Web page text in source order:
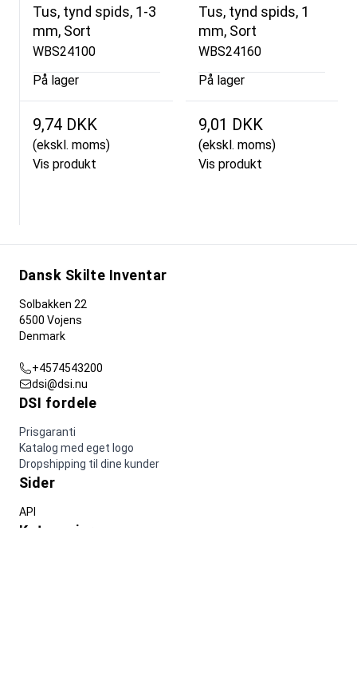
Tus, tynd spids, 1-3
mm, Sort
WBS24100
På lager
9,74 DKK
(ekskl. moms)
Vis produkt
Tus, tynd spids, 1
mm, Sort
WBS24160
På lager
9,01 DKK
(ekskl. moms)
Vis produkt
Dansk Skilte Inventar
Solbakken 22
6500 Vojens
Denmark
+4574543200
dsi@dsi.nu
DSI fordele
Prisgaranti
Katalog med eget logo
Dropshipping til dine kunder
Sider
API
Kategorier